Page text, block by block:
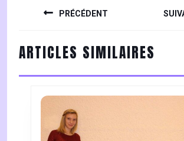
PRÉCÉDENT
post:
post:
ARTICLES SIMILAIRES